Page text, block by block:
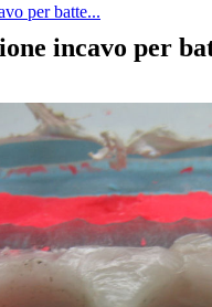
per batte...
incavo per